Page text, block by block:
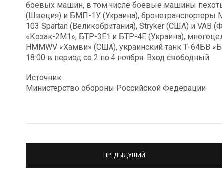
боевых машин, в том числе боевые машины
(Швеция) и БМП-1У (Украина), бронетранспортеры
103 Spartan (Великобритания), Stryker (США) и VAB
«Козак-2М1», БТР-3Е1 и БТР-4Е (Украина),
HMMWV «Хамви» (США), украинский танк Т-64БВ
18:00 в период со 2 по 4 ноября. Вход свободный.
Источник:
Министерство обороны Российской Федерации
ПРЕДЫДУЩИЙ